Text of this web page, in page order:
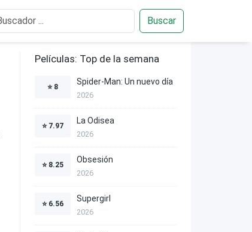
Buscar
Películas: Top de la semana
⭐ 8
Spider-Man: Un nuevo día
2026
⭐ 7.97
La Odisea
2026
⭐ 8.25
Obsesión
2026
⭐ 6.56
Supergirl
2026